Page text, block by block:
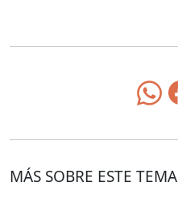
MÁS SOBRE ESTE TEMA